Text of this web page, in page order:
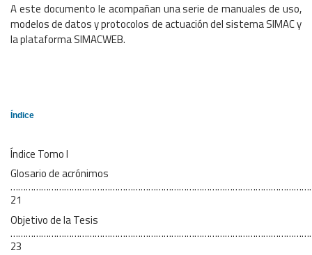
A este documento le acompañan una serie de manuales de uso,
modelos de datos y protocolos de actuación del sistema SIMAC y
la plataforma SIMACWEB.
Índice
Índice Tomo I
Glosario de acrónimos
21
Objetivo de la Tesis
23